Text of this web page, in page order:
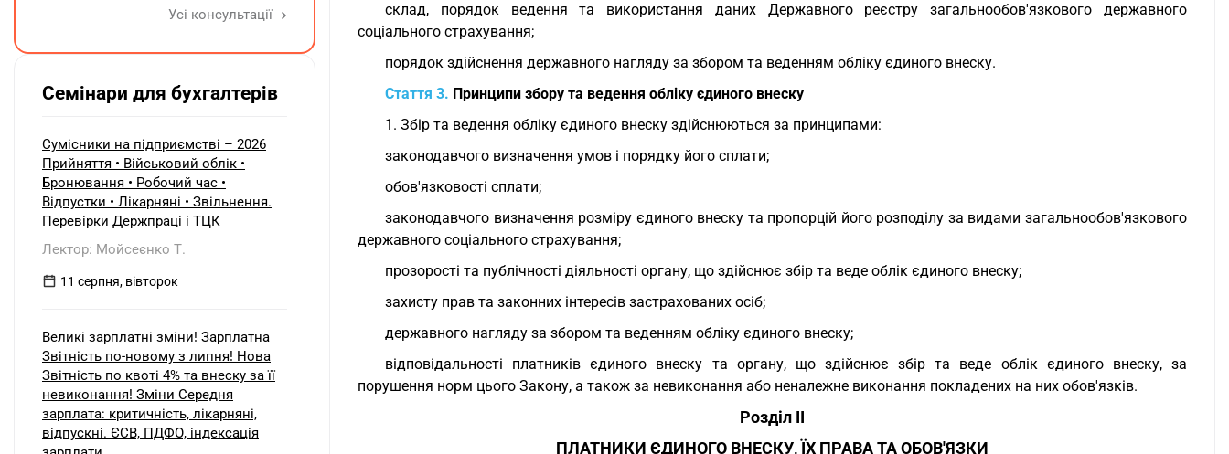
склад, порядок ведення та використання даних Державного реєстру загальнообов'язкового державного
соціального страхування;
порядок здійснення державного нагляду за збором та веденням обліку єдиного внеску.
Стаття 3. Принципи збору та ведення обліку єдиного внеску
1. Збір та ведення обліку єдиного внеску здійснюються за принципами:
законодавчого визначення умов і порядку його сплати;
обов'язковості сплати;
законодавчого визначення розміру єдиного внеску та пропорцій його розподілу за видами загальнообов'язкового
державного соціального страхування;
прозорості та публічності діяльності органу, що здійснює збір та веде облік єдиного внеску;
захисту прав та законних інтересів застрахованих осіб;
державного нагляду за збором та веденням обліку єдиного внеску;
відповідальності платників єдиного внеску та органу, що здійснює збір та веде облік єдиного внеску, за
порушення норм цього Закону, а також за невиконання або неналежне виконання покладених на них обов'язків.
Розділ II
ПЛАТНИКИ ЄДИНОГО ВНЕСКУ, ЇХ ПРАВА ТА ОБОВ'ЯЗКИ
Чи потрібно для цього брати дані
вартість усіх таких верстатів на
рішення про застосування
прискореної амортизації прийнято з
01.01.2025 р., а щодо інших — з
01.01.2026 р.
Усі консультації
Семінари для бухгалтерів
Сумісники на підприємстві – 2026
Прийняття • Військовий облік •
Бронювання • Робочий час •
Відпустки • Лікарняні • Звільнення.
Перевірки Держпраці і ТЦК
Лектор: Мойсеєнко Т.
11 серпня, вівторок
Великі зарплатні зміни! Зарплатна
Звітність по-новому з липня! Нова
Звітність по квоті 4% та внеску за її
невиконання! Зміни Середня
зарплата: критичність, лікарняні,
відпускні. ЄСВ, ПДФО, індексація